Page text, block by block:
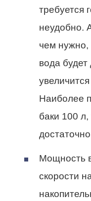
требуется
неудобно.
чем нужно,
вода будет
Наиболее
баки 100
Мощность
скорости